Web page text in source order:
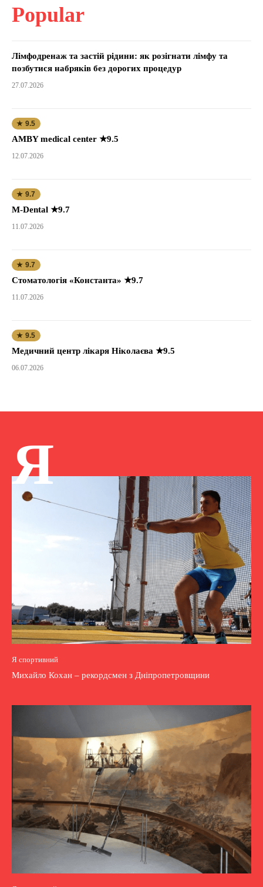
Popular
Лімфодренаж та застій рідини: як розігнати лімфу та
позбутися набряків без дорогих процедур
27.07.2026
★ 9.5
AMBY medical center ★9.5
12.07.2026
★ 9.7
M-Dental ★9.7
11.07.2026
★ 9.7
Стоматологія «Константа» ★9.7
11.07.2026
★ 9.5
Медичний центр лікаря Ніколаєва ★9.5
06.07.2026
Я
Я спортивний
Михайло Кохан – рекордсмен з Дніпропетровщини